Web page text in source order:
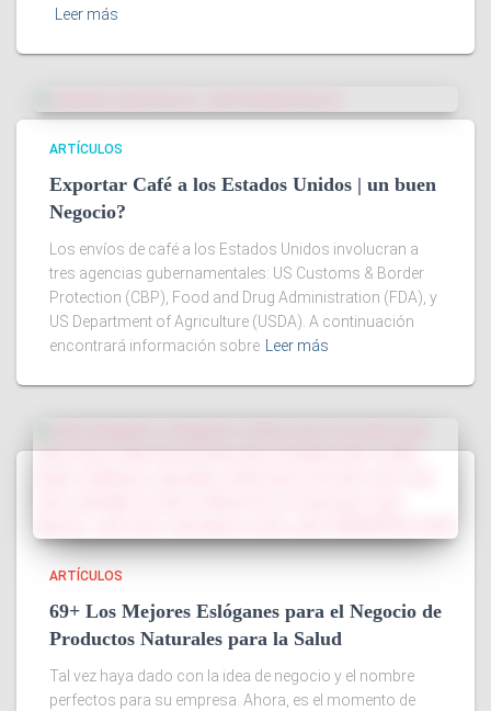
Leer más
ARTÍCULOS
Exportar Café a los Estados Unidos | un buen
Negocio?
Los envíos de café a los Estados Unidos involucran a
tres agencias gubernamentales: US Customs & Border
Protection (CBP), Food and Drug Administration (FDA), y
US Department of Agriculture (USDA). A continuación
encontrará información sobre Leer más
ARTÍCULOS
69+ Los Mejores Eslóganes para el Negocio de
Productos Naturales para la Salud
Tal vez haya dado con la idea de negocio y el nombre
perfectos para su empresa. Ahora, es el momento de